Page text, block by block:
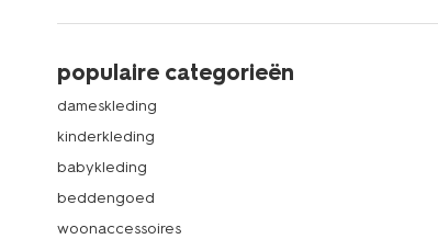
populaire categorieën
dameskleding
kinderkleding
babykleding
beddengoed
woonaccessoires